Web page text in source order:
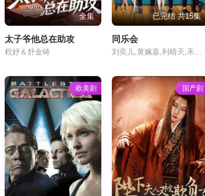
全集
太子爷他总在助攻
程妤＆舒金铸
已完结 共15集
同乐会
刘奕儿,黄姵嘉,利晴天,禾浩辰
欧美剧 国产剧